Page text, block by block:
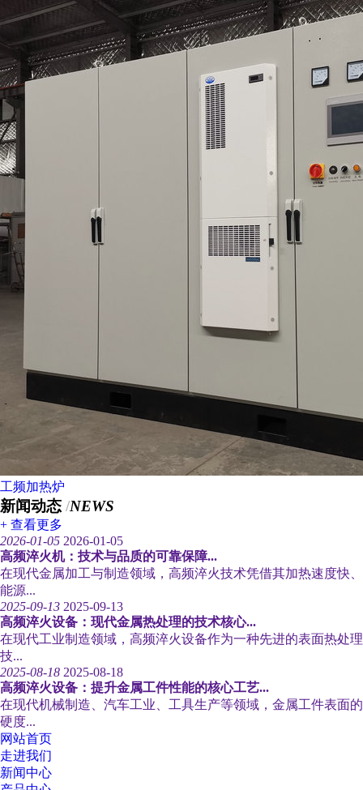
工频加热炉
新闻动态 /NEWS
+ 查看更多
2026-01-05 2026-01-05
高频淬火机：技术与品质的可靠保障...
在现代金属加工与制造领域，高频淬火技术凭借其加热速度快、
能源...
2025-09-13 2025-09-13
高频淬火设备：现代金属热处理的技术核心...
在现代工业制造领域，高频淬火设备作为一种先进的表面热处理
技...
2025-08-18 2025-08-18
高频淬火设备：提升金属工件性能的核心工艺...
在现代机械制造、汽车工业、工具生产等领域，金属工件表面的
硬度...
网站首页
走进我们
新闻中心